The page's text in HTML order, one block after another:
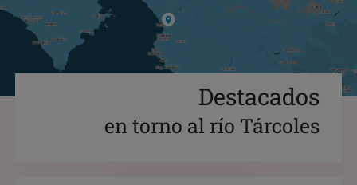
Destacados
en torno al río Tárcoles